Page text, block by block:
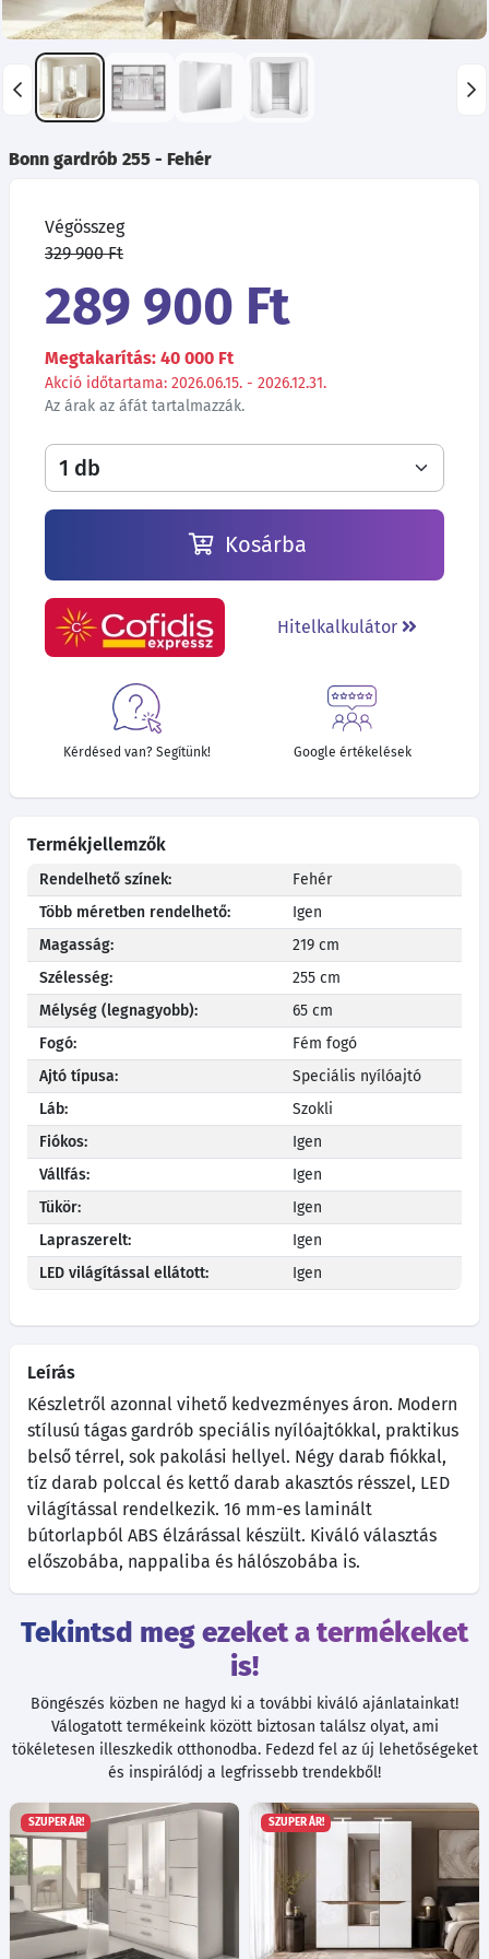
Bonn gardrób 255 - Fehér
Végösszeg
329 900 Ft
289 900 Ft
Megtakarítás: 40 000 Ft
Akció időtartama: 2026.06.15. - 2026.12.31.
Az árak az áfát tartalmazzák.
Kosárba
Hitelkalkulátor
Kérdésed van? Segítünk! Google értékelések
Termékjellemzők
Rendelhető színek:
Fehér
Több méretben rendelhető:
Igen
Magasság:
219 cm
Szélesség:
255 cm
Mélység (legnagyobb):
65 cm
Fogó:
Fém fogó
Ajtó típusa:
Speciális nyílóajtó
Láb:
Szokli
Fiókos:
Igen
Vállfás:
Igen
Tükör:
Igen
Lapraszerelt:
Igen
LED világítással ellátott:
Igen
Leírás
Készletről azonnal vihető kedvezményes áron. Modern
stílusú tágas gardrób speciális nyílóajtókkal, praktikus
belső térrel, sok pakolási hellyel. Négy darab fiókkal,
tíz darab polccal és kettő darab akasztós résszel, LED
világítással rendelkezik. 16 mm-es laminált
bútorlapból ABS élzárással készült. Kiváló választás
előszobába, nappaliba és hálószobába is.
Tekintsd meg ezeket a termékeket
is!
Böngészés közben ne hagyd ki a további kiváló ajánlatainkat!
Válogatott termékeink között biztosan találsz olyat, ami
tökéletesen illeszkedik otthonodba. Fedezd fel az új lehetőségeket
és inspirálódj a legfrissebb trendekből!
SZUPER ÁR! SZUPER ÁR!